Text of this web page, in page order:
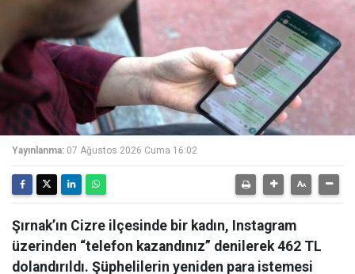
Yayınlanma: 07 Ağustos 2026 Cuma 16:02
Şırnak’ın Cizre ilçesinde bir kadın, Instagram
üzerinden “telefon kazandınız” denilerek 462 TL
dolandırıldı. Şüphelilerin yeniden para istemesi